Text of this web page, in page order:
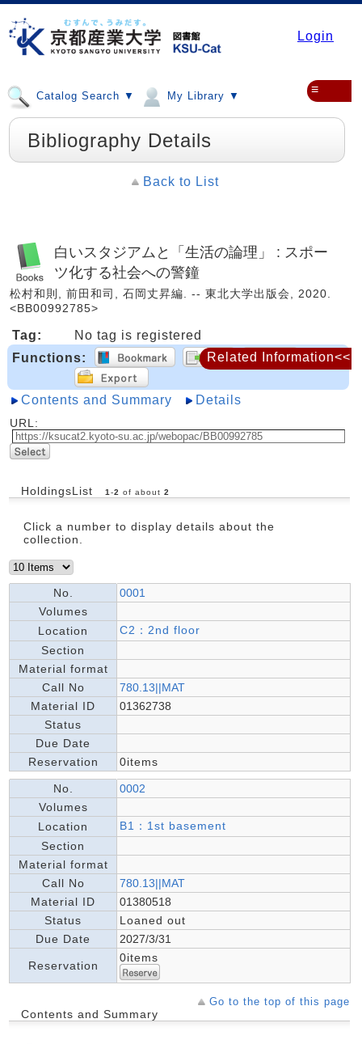
Login
Catalog Search ▼ My Library ▼ ≡
Bibliography Details
Back to List
白いスタジアムと「生活の論理」 : スポー
ツ化する社会への警鐘
松村和則, 前田和司, 石岡丈昇編. -- 東北大学出版会, 2020.
<BB00992785>
Tag:
No tag is registered
Functions:
Contents and Summary Details
URL:
HoldingsList 1 -2 of about 2
Click a number to display details about the
collection.
No.
0001
Volumes
Location
C2：2nd floor
Section
Material format
Call No
780.13||MAT
Material ID
01362738
Status
Due Date
Reservation
0items
No.
0002
Volumes
Location
B1：1st basement
Section
Material format
Call No
780.13||MAT
Material ID
01380518
Status
Loaned out
Due Date
2027/3/31
Reservation
0items
Go to the top of this page
Contents and Summary
Related Information<<